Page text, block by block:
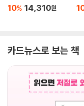
10% 14,310원
카드뉴스로 보는 책